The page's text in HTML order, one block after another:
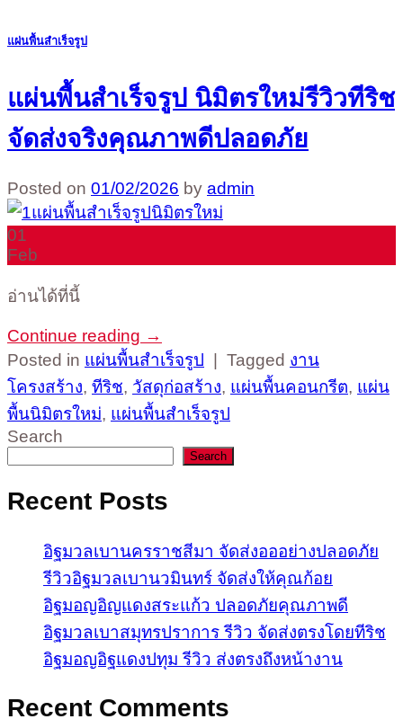
แผ่นพื้นสำเร็จรูป
แผ่นพื้นสำเร็จรูป นิมิตรใหม่รีวิวทีริช
จัดส่งจริงคุณภาพดีปลอดภัย
Posted on 01/02/2026 by admin
01
Feb
อ่านได้ที่นี้
Continue reading →
Posted in แผ่นพื้นสำเร็จรูป Tagged งาน
โครงสร้าง, ทีริช, วัสดุก่อสร้าง, แผ่นพื้นคอนกรีต, แผ่น
พื้นนิมิตรใหม่, แผ่นพื้นสำเร็จรูป
Search
Search
Recent Posts
อิฐมวลเบานครราชสีมา จัดส่งอออย่างปลอดภัย
รีวิวอิฐมวลเบานวมินทร์ จัดส่งให้คุณก้อย
อิฐมอญอิญแดงสระแก้ว ปลอดภัยคุณภาพดี
อิฐมวลเบาสมุทรปราการ รีวิว จัดส่งตรงโดยทีริช
อิฐมอญอิฐแดงปทุม รีวิว ส่งตรงถึงหน้างาน
Recent Comments